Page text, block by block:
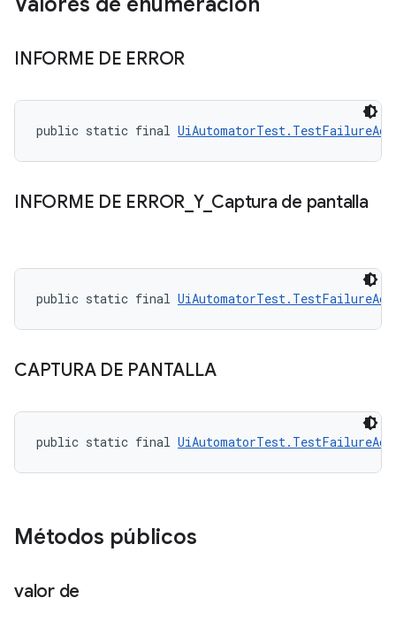
INFORME DE ERROR
public static final
INFORME DE ERROR Y_ Captura de pantalla
public static final
CAPTURA DE PANTALLA
public static final
Métodos públicos
valor de